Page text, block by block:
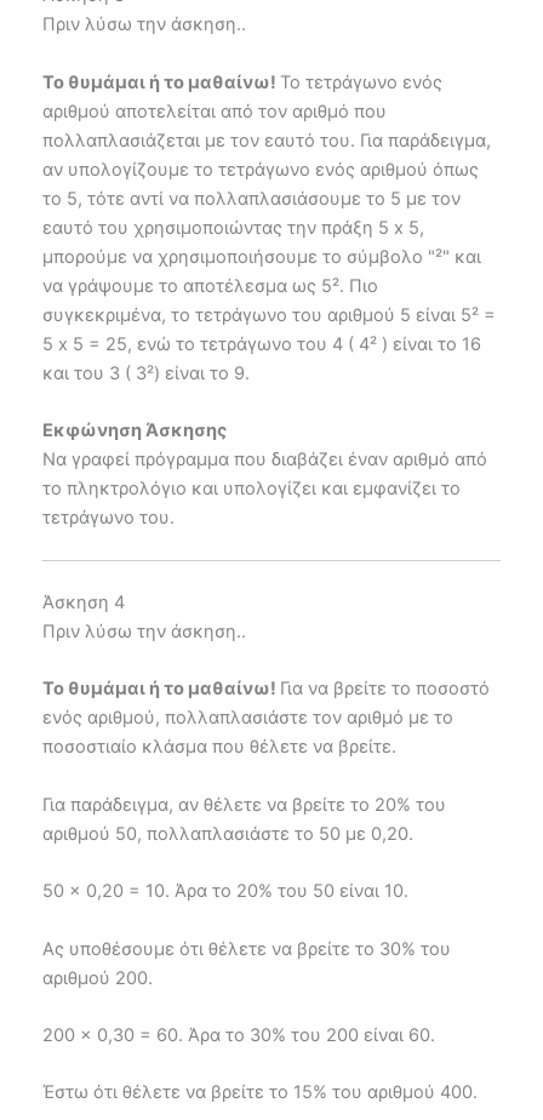
Πριν λύσω την άσκηση..
Το θυμάμαι ή το μαθαίνω! Το τετράγωνο ενός
αριθμού αποτελείται από τον αριθμό που
πολλαπλασιάζεται με τον εαυτό του. Για παράδειγμα,
αν υπολογίζουμε το τετράγωνο ενός αριθμού όπως
το 5, τότε αντί να πολλαπλασιάσουμε το 5 με τον
εαυτό του χρησιμοποιώντας την πράξη 5 x 5,
μπορούμε να χρησιμοποιήσουμε το σύμβολο "²" και
να γράψουμε το αποτέλεσμα ως 5². Πιο
συγκεκριμένα, το τετράγωνο του αριθμού 5 είναι 5² =
5 x 5 = 25, ενώ το τετράγωνο του 4 ( 4² ) είναι το 16
και του 3 ( 3²) είναι το 9.
Εκφώνηση Άσκησης
Να γραφεί πρόγραμμα που διαβάζει έναν αριθμό από
το πληκτρολόγιο και υπολογίζει και εμφανίζει το
τετράγωνο του.
Άσκηση 4
Πριν λύσω την άσκηση..
Το θυμάμαι ή το μαθαίνω! Για να βρείτε το ποσοστό
ενός αριθμού, πολλαπλασιάστε τον αριθμό με το
ποσοστιαίο κλάσμα που θέλετε να βρείτε.
Για παράδειγμα, αν θέλετε να βρείτε το 20% του
αριθμού 50, πολλαπλασιάστε το 50 με 0,20.
50 x 0,20 = 10. Άρα το 20% του 50 είναι 10.
Ας υποθέσουμε ότι θέλετε να βρείτε το 30% του
αριθμού 200.
200 x 0,30 = 60. Άρα το 30% του 200 είναι 60.
Έστω ότι θέλετε να βρείτε το 15% του αριθμού 400.